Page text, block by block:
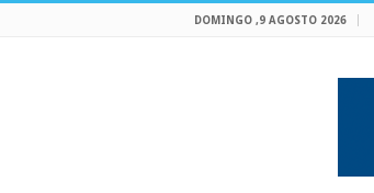
DOMINGO ,9 AGOSTO 2026